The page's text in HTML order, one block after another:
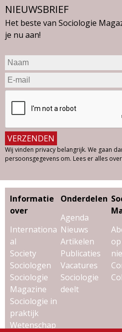
NIEUWSBRIEF
Het beste van Sociologie
je nu aan!
Wij vinden privacy belangrijk. We gaan
persoonsgegevens om. Lees er alles
Informatie
over
Internationa
al
Society
Sociologen
Sociologie
Magazine
Sociologie in
praktijk
Wetenschap
Onderdelen
Agenda
Nieuws
Artikelen
Publicaties
Vacatures
Sociologie
deelt